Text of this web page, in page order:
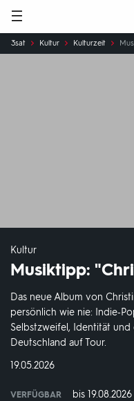
Hauptnavigation
Sie
sind
3sat Kultur Kulturzeit
Kultur
Musiktipp:
Das neue Album von
persönlich wie nie:
Selbstzweifel, Identität und
Deutschland auf Tour.
DATUM:
19.05.2026
VERFÜGBAR bis 19.08.2026